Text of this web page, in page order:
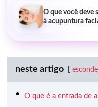
O que você deve
à acupuntura
neste artigo
O que é a entrada de